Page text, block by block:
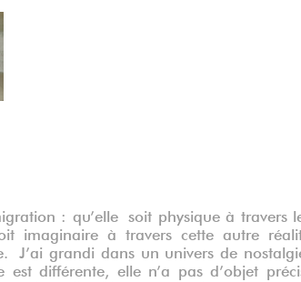
: qu’elle soit physique à travers
imaginaire à travers cette autre
J’ai grandi dans un univers de
est différente, elle n’a pas d’objet